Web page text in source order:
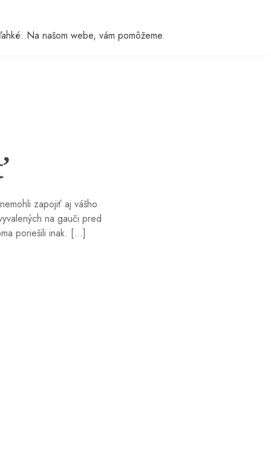
Na našom webe, vám pomôžeme.
zapojiť aj vášho
na gauči pred
poriešili inak. […]